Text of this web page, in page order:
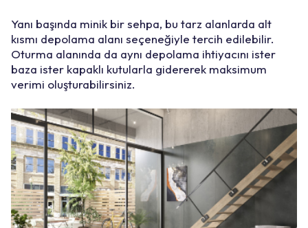
Yanı başında minik bir sehpa, bu tarz alanlarda alt
kısmı depolama alanı seçeneğiyle tercih edilebilir.
Oturma alanında da aynı depolama ihtiyacını ister
baza ister kapaklı kutularla gidererek maksimum
verimi oluşturabilirsiniz.